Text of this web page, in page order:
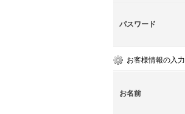
パスワード
お客様情報の入力
お名前